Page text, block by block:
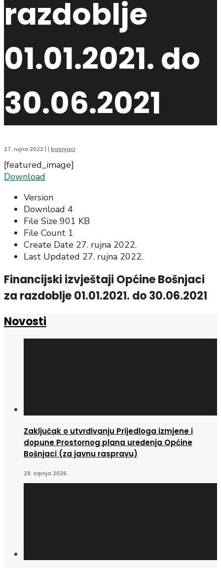
razdoblje
01.01.2021. do
30.06.2021
27. rujna 2022.| | bosnjaci
[featured_image]
Download
Version
Download 4
File Size 901 KB
File Count 1
Create Date 27. rujna 2022.
Last Updated 27. rujna 2022.
Financijski izvještaji Općine Bošnjaci
za razdoblje 01.01.2021. do 30.06.2021
Novosti
Zaključak o utvrđivanju Prijedloga izmjene i
dopune Prostornog plana uređenja Općine
Bošnjaci (za javnu raspravu)
29. srpnja 2026.